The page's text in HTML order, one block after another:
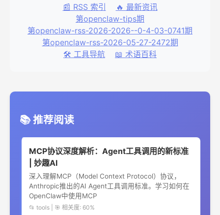
📰 RSS 索引
🔥 最新资讯
第openclaw-tips期
第openclaw-rss-2026-2026--0-4-03-0741期
第openclaw-rss-2026-05-27-2472期
🛠️ 工具导航
📖 术语百科
📚 推荐阅读
MCP协议深度解析：Agent工具调用的新标准
| 妙趣AI
深入理解MCP（Model Context Protocol）协议，
Anthropic推出的AI Agent工具调用标准。学习如何在
OpenClaw中使用MCP
📂 tools | 🎯 相关度: 60%